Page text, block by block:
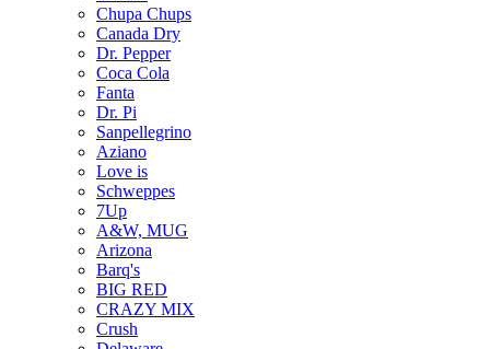
Chupa Chups
Canada Dry
Dr. Pepper
Coca Cola
Fanta
Dr. Pi
Sanpellegrino
Aziano
Love is
Schweppes
7Up
A&W, MUG
Arizona
Barq's
BIG RED
CRAZY MIX
Crush